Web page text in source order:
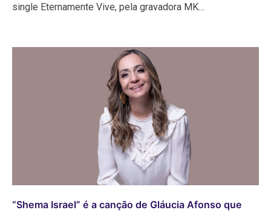
single Eternamente Vive, pela gravadora MK…
“Shema Israel” é a canção de Gláucia Afonso que